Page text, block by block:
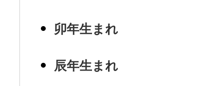
卯年生まれ
辰年生まれ